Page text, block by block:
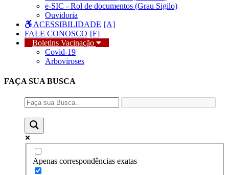
e-SIC - Rol de documentos (Grau Sigilo)
Ouvidoria
ACESSIBILIDADE
FALE CONOSCO
Boletins Vacinação
Covid-19
Arboviroses
FAÇA SUA BUSCA
Apenas correspondências exatas